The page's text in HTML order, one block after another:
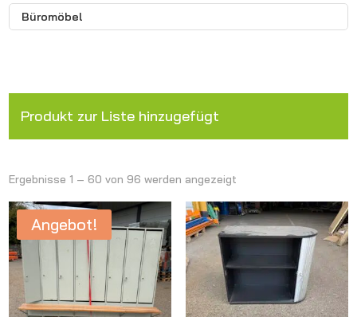
Büromöbel
Produkt zur Liste hinzugefügt
Ergebnisse 1 – 60 von 96 werden angezeigt
Angebot!